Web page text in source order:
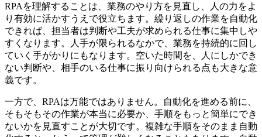
RPAを理解することは、業務のやり方を見直し、人の力をよ
り有効に活かすうえで役立ちます。繰り返しの作業を自動化
できれば、担当者は判断や工夫が求められる仕事に集中しや
すくなります。人手が限られるなかで、業務を持続的に回し
ていく手がかりにもなります。空いた時間を、人にしかでき
ない判断や、相手のいる仕事に振り向けられる点も大きな意
義です。
一方で、RPAは万能ではありません。自動化を進める前に、
そもそもその作業が本当に必要か、手順をもっと簡単にでき
ないかを見直すことが大切です。複雑な手順をそのまま自動